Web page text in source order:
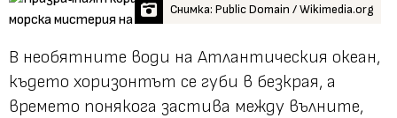
Снимка: Public Domain / Wikimedia.org
В необятните води на Атлантическия океан,
където хоризонтът се губи в безкрая, а
времето понякога застива между вълните,